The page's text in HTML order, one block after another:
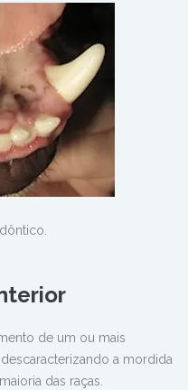
de um ou mais
a mordida
das raças.